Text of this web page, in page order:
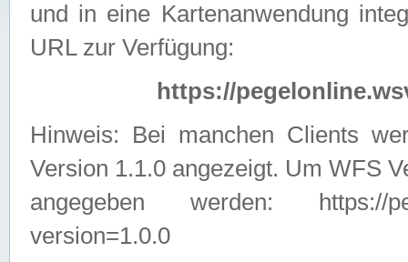
und in eine Kartenanwendung
URL zur Verfügung:
https://
Hinweis: Bei manchen Clients
Version 1.1.0 angezeigt. Um WFS
angegeben werden: https://
version=1.0.0